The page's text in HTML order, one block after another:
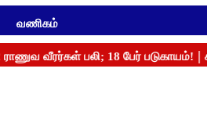
வணிகம்